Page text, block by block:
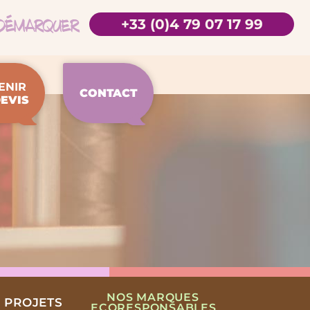
+33 (0)4 79 07 17 99
CONTACT
NOS MARQUES